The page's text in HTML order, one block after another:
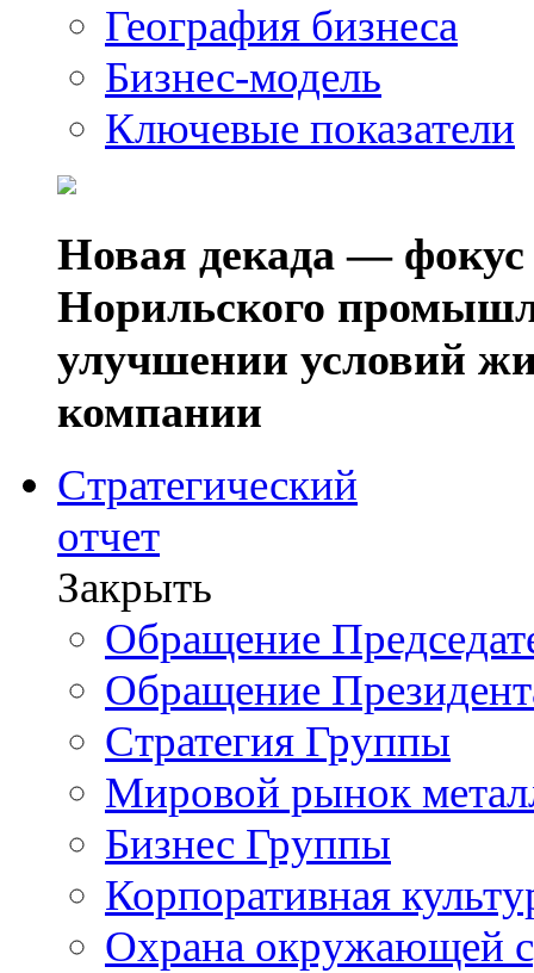
География бизнеса
Бизнес-модель
Ключевые показатели
Новая декада — фокус
Норильского
улучшении условий
компании
Стратегический
отчет
Закрыть
Обращение
Обращение
Стратегия Группы
Мировой рынок
Бизнес Группы
Корпоративная
Охрана окружающей